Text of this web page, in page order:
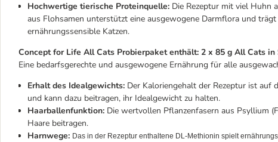
Hochwertige tierische Proteinquelle: Die Rezeptur mit viel Huhn
aus Flohsamen unterstützt eine ausgewogene Darmflora und
ernährungssensible Katzen.
Concept for Life All Cats Probierpaket enthält: 2 x 85 g All Cats
Eine bedarfsgerechte und ausgewogene Ernährung für alle
Erhalt des Idealgewichts: Der Kaloriengehalt der Rezeptur ist auf
und kann dazu beitragen, ihr Idealgewicht zu halten.
Haarballenfunktion: Die wertvollen Pflanzenfasern aus Psyllium
Haare beitragen.
Harnwege: Das in der Rezeptur enthaltene DL-Methionin spielt